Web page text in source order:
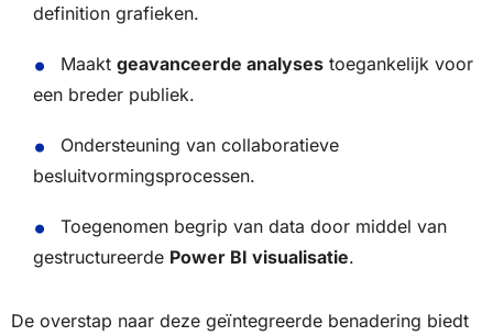
definition grafieken.
Maakt geavanceerde analysestoegankelijk voor
een breder publiek.
Ondersteuning van collaboratieve
besluitvormingsprocessen.
Toegenomen begrip van data door middel van
gestructureerde Power BI visualisatie.
De overstap naar deze geïntegreerde benadering biedt